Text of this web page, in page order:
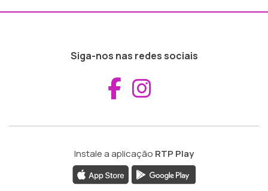
Siga-nos nas redes sociais
Aceder ao
Instale a aplicação RTP Play